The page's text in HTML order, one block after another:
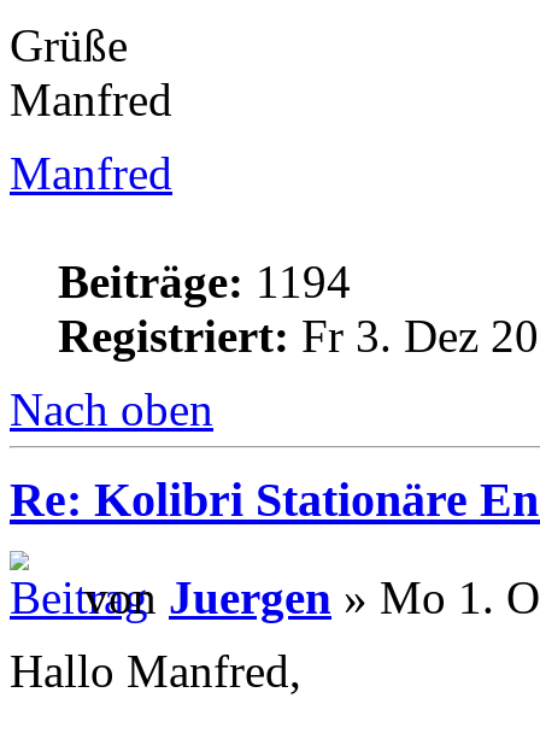
Grüße
Manfred
Manfred
Beiträge: 1194
Registriert: Fr 3. Dez
Nach oben
Re: Kolibri Stationäre
von Juergen » Mo 1.
Hallo Manfred,